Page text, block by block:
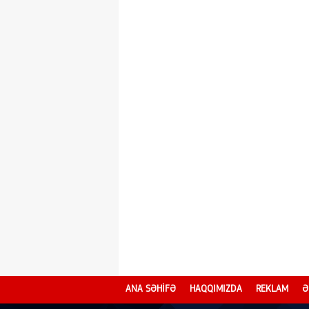
ANA SƏHİFƏ HAQQIMIZDA REKLAM